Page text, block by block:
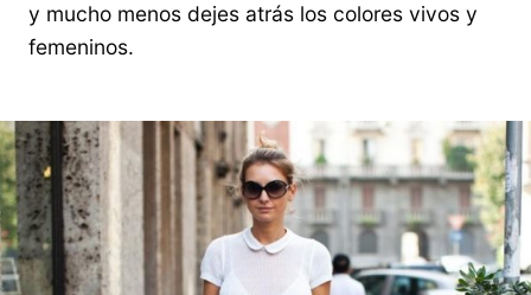
y mucho menos dejes atrás los colores vivos y
femeninos.